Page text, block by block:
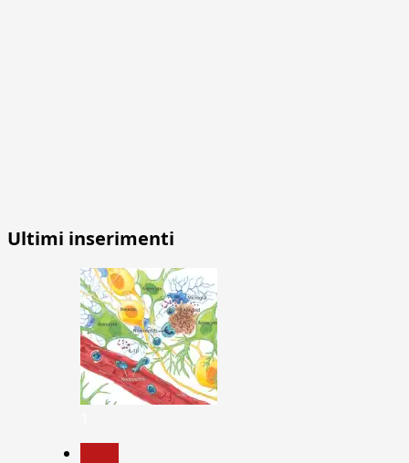
Ultimi inserimenti